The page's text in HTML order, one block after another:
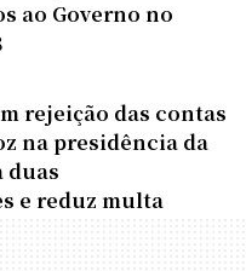
ao Governo no
rejeição das contas
na presidência da
duas
e reduz multa